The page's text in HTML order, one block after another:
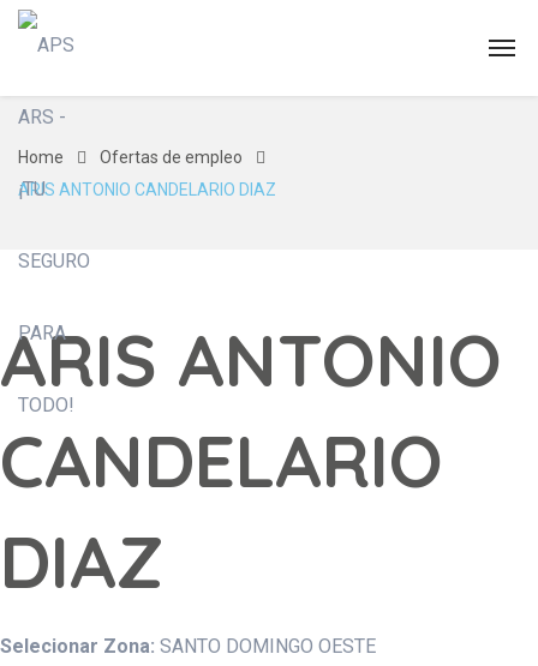
Home
Ofertas de empleo
ARIS ANTONIO CANDELARIO DIAZ
ARIS ANTONIO
CANDELARIO
DIAZ
Selecionar Zona: SANTO DOMINGO OESTE